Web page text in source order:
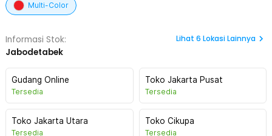
Multi-Color
Informasi Stok:
Jabodetabek
Lihat 6 Lokasi Lainnya
Gudang Online
Tersedia
Toko Jakarta Pusat
Tersedia
Toko Jakarta Utara
Tersedia
Toko Cikupa
Tersedia